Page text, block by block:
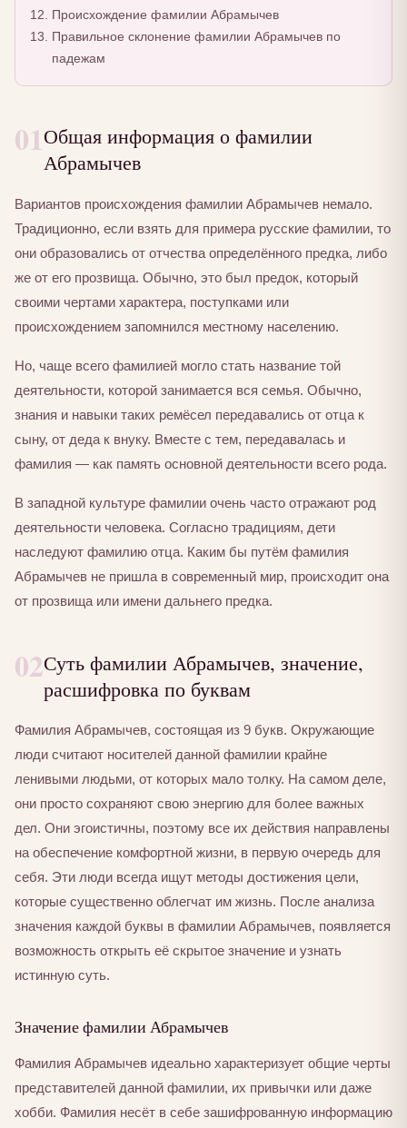
Происхождение фамилии Абрамычев
Правильное склонение фамилии Абрамычев по
падежам
01Общая информация о фамилии
Абрамычев
Вариантов происхождения фамилии Абрамычев немало.
Традиционно, если взять для примера русские фамилии, то
они образовались от отчества определённого предка, либо
же от его прозвища. Обычно, это был предок, который
своими чертами характера, поступками или
происхождением запомнился местному населению.
Но, чаще всего фамилией могло стать название той
деятельности, которой занимается вся семья. Обычно,
знания и навыки таких ремёсел передавались от отца к
сыну, от деда к внуку. Вместе с тем, передавалась и
фамилия — как память основной деятельности всего рода.
В западной культуре фамилии очень часто отражают род
деятельности человека. Согласно традициям, дети
наследуют фамилию отца. Каким бы путём фамилия
Абрамычев не пришла в современный мир, происходит она
от прозвища или имени дальнего предка.
02Суть фамилии Абрамычев, значение,
расшифровка по буквам
Фамилия Абрамычев, состоящая из 9 букв. Окружающие
люди считают носителей данной фамилии крайне
ленивыми людьми, от которых мало толку. На самом деле,
они просто сохраняют свою энергию для более важных
дел. Они эгоистичны, поэтому все их действия направлены
на обеспечение комфортной жизни, в первую очередь для
себя. Эти люди всегда ищут методы достижения цели,
которые существенно облегчат им жизнь. После анализа
значения каждой буквы в фамилии Абрамычев, появляется
возможность открыть её скрытое значение и узнать
истинную суть.
Значение фамилии Абрамычев
Фамилия Абрамычев идеально характеризует общие черты
представителей данной фамилии, их привычки или даже
хобби. Фамилия несёт в себе зашифрованную информацию